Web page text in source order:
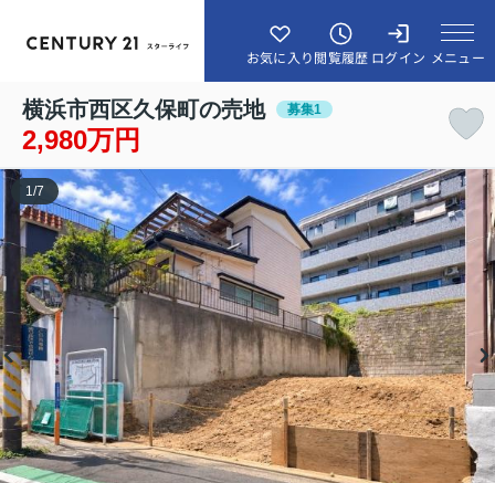
お気に入り閲覧履歴 ログイン メニュー
横浜市西区久保町の売地 募集1
2,980万円
1 /7